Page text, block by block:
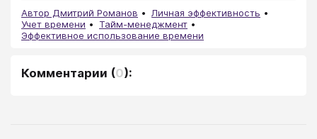
Автор Дмитрий Романов
Личная эффективность
Учет времени
Тайм-менеджмент
Эффективное использование времени
Комментарии (0):